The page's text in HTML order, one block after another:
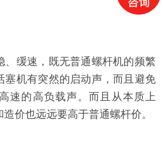
、缓速，既无普通螺杆机的频繁
塞机有突然的启动声，而且避免
速的高负载声。而且从本质上
价也远远要高于普通螺杆价。